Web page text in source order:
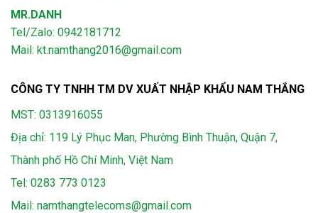
MR.DANH
Tel/Zalo: 0942181712
Mail: kt.namthang2016@gmail.com
CÔNG TY TNHH TM DV XUẤT NHẬP KHẨU NAM THẮNG
MST: 0313916055
Địa chỉ: 119 Lý Phục Man, Phường Bình Thuận, Quận 7,
Thành phố Hồ Chí Minh, Việt Nam
Tel: 0283 773 0123
Mail: namthangtelecoms@gmail.com